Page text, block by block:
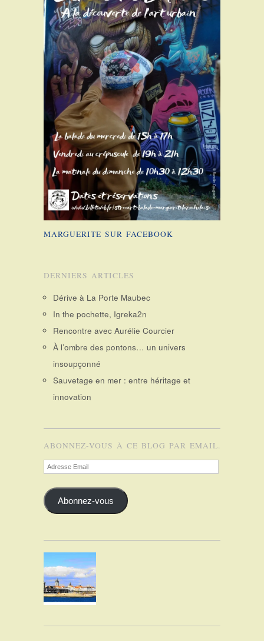
MARGUERITE SUR FACEBOOK
DERNIERS ARTICLES
Dérive à La Porte Maubec
In the pochette, Igreka2n
Rencontre avec Aurélie Courcier
À l’ombre des pontons… un univers
insoupçonné
Sauvetage en mer : entre héritage et
innovation
ABONNEZ-VOUS À CE BLOG PAR EMAIL.
Adresse
Email
Abonnez-vous